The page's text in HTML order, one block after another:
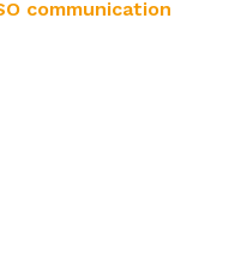
communication